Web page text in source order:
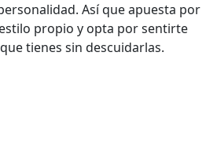
Así que apuesta por
propio y opta por sentirte
tienes sin descuidarlas.